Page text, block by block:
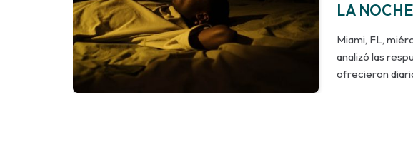
LA
Miami, FL,
analizó las
ofrecieron